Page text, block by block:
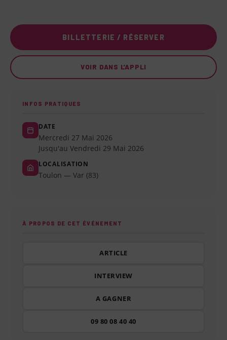
BILLETTERIE / RÉSERVER
VOIR DANS L'APPLI
INFOS PRATIQUES
DATE
Mercredi 27 Mai 2026
Jusqu'au Vendredi 29 Mai 2026
LOCALISATION
Toulon — Var (83)
À PROPOS DE CET ÉVÉNEMENT
ARTICLE
INTERVIEW
A GAGNER
09 80 08 40 40